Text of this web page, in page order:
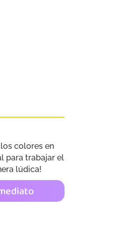
colores en
para trabajar el
lúdica!